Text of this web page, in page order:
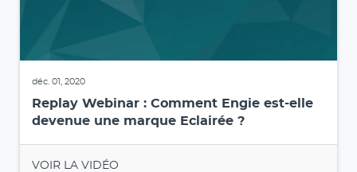
déc. 01, 2020
Replay Webinar : Comment Engie est-elle
devenue une marque Eclairée ?
VOIR LA VIDÉO